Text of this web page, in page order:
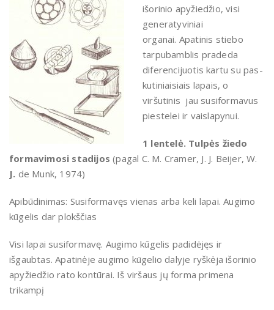
išorinio apyžiedžio, visi
generatyviniai
organai. Apatinis stiebo
tarpubamb­lis pradeda
diferencijuotis kartu su pas­
kutiniaisiais lapais, o
viršutinis jau susiformavus
piestelei ir vaislapynui.
1 lentelė. Tulpės žiedo
formavimosi stadijos(pagal C. M. Cramer, J. J. Beijer, W.
J. de Munk, 1974)
Apibūdinimas: Susiformavęs vienas arba keli lapai. Augimo
kūgelis dar plokščias
Visi lapai susiformavę. Augimo kūgelis padidėjęs ir
išgaubtas. Apatinėje augimo kūgelio dalyje ryškėja išorinio
apyžiedžio rato kontūrai. Iš viršaus jų forma primena
trikampį